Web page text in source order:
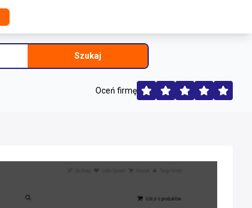
Szukaj
Oceń firmę